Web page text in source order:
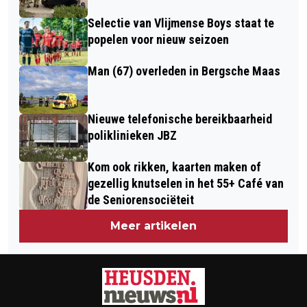
Selectie van Vlijmense Boys staat te
popelen voor nieuw seizoen
Man (67) overleden in Bergsche Maas
Nieuwe telefonische bereikbaarheid
poliklinieken JBZ
Kom ook rikken, kaarten maken of
gezellig knutselen in het 55+ Café van
de Seniorensociëteit
Meer artikelen